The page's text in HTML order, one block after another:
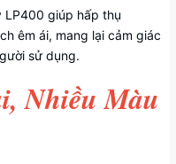
LP400 giúp hấp thụ
êm ái, mang lại cảm giác
sử dụng.
Nhiều Màu